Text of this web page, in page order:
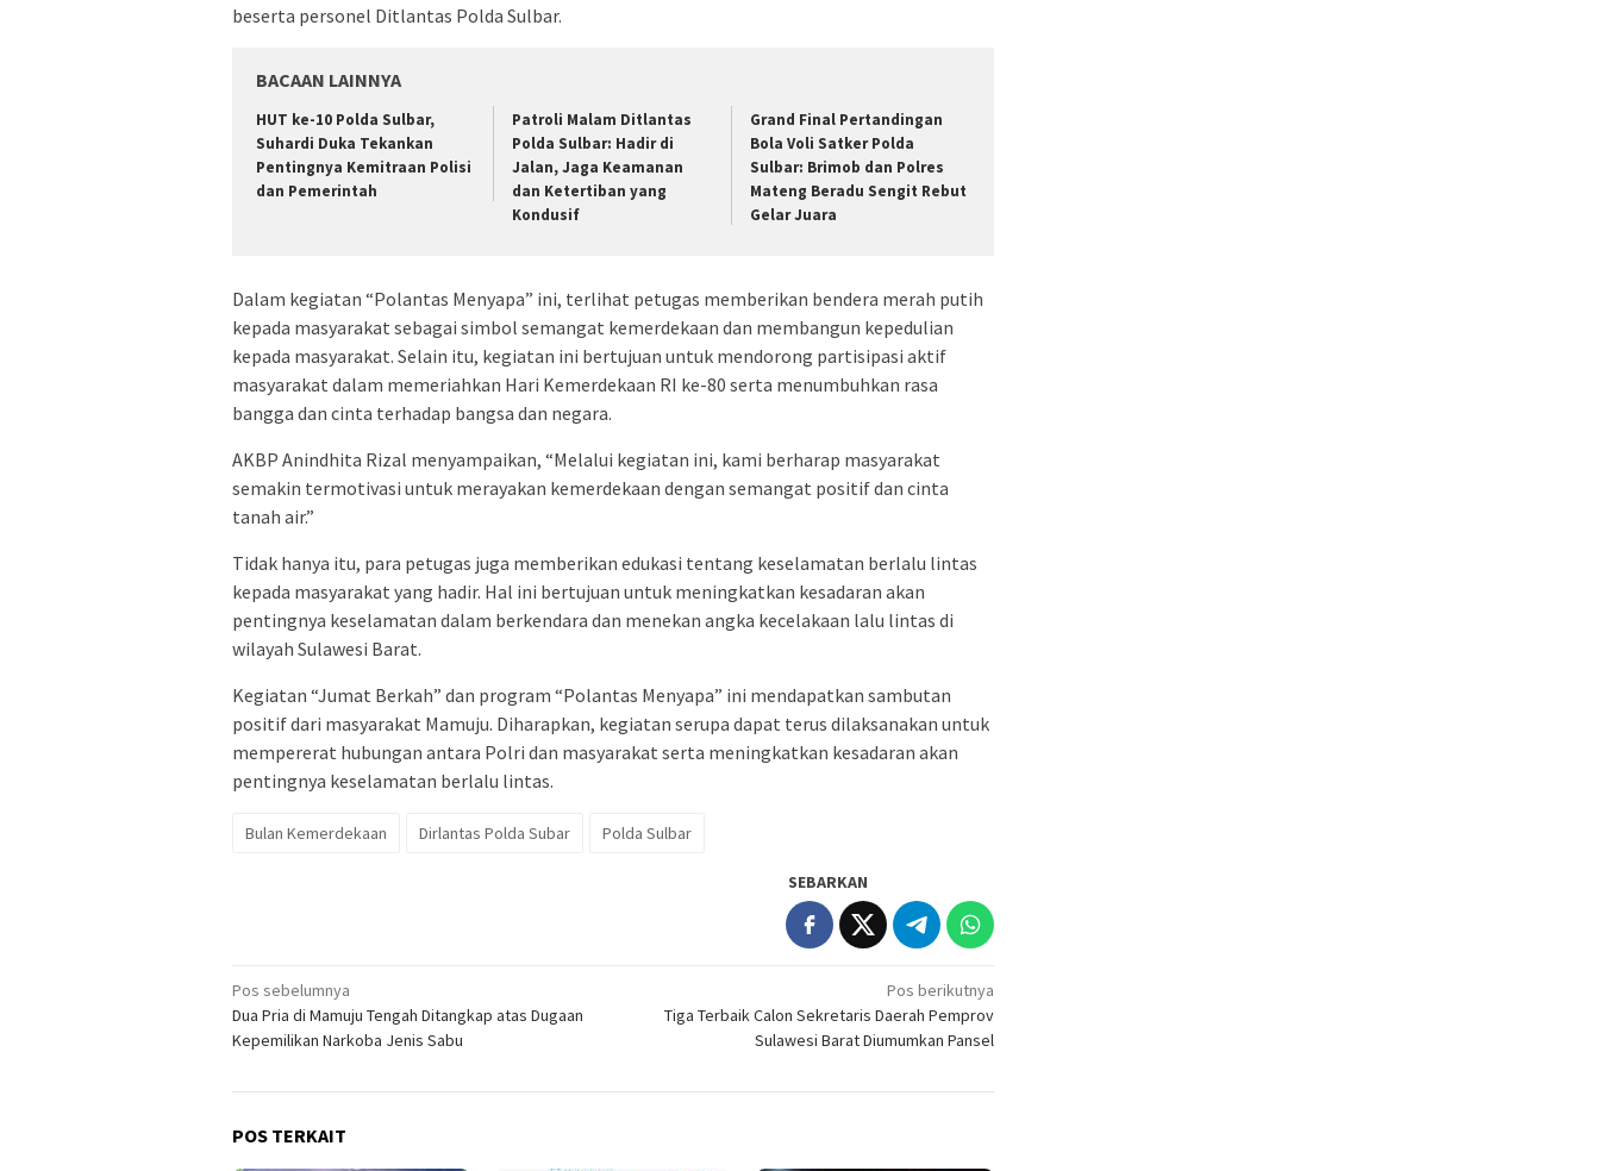
beserta personel Ditlantas Polda Sulbar.
BACAAN LAINNYA
HUT ke-10 Polda Sulbar,
Suhardi Duka Tekankan
Pentingnya Kemitraan Polisi
dan Pemerintah
Patroli Malam Ditlantas
Polda Sulbar: Hadir di
Jalan, Jaga Keamanan
dan Ketertiban yang
Kondusif
Grand Final Pertandingan
Bola Voli Satker Polda
Sulbar: Brimob dan Polres
Mateng Beradu Sengit Rebut
Gelar Juara
Dalam kegiatan “Polantas Menyapa” ini, terlihat petugas memberikan bendera merah putih
kepada masyarakat sebagai simbol semangat kemerdekaan dan membangun kepedulian
kepada masyarakat. Selain itu, kegiatan ini bertujuan untuk mendorong partisipasi aktif
masyarakat dalam memeriahkan Hari Kemerdekaan RI ke-80 serta menumbuhkan rasa
bangga dan cinta terhadap bangsa dan negara.
AKBP Anindhita Rizal menyampaikan, “Melalui kegiatan ini, kami berharap masyarakat
semakin termotivasi untuk merayakan kemerdekaan dengan semangat positif dan cinta
tanah air.”
Tidak hanya itu, para petugas juga memberikan edukasi tentang keselamatan berlalu lintas
kepada masyarakat yang hadir. Hal ini bertujuan untuk meningkatkan kesadaran akan
pentingnya keselamatan dalam berkendara dan menekan angka kecelakaan lalu lintas di
wilayah Sulawesi Barat.
Kegiatan “Jumat Berkah” dan program “Polantas Menyapa” ini mendapatkan sambutan
positif dari masyarakat Mamuju. Diharapkan, kegiatan serupa dapat terus dilaksanakan untuk
mempererat hubungan antara Polri dan masyarakat serta meningkatkan kesadaran akan
pentingnya keselamatan berlalu lintas.
Bulan Kemerdekaan Dirlantas Polda Subar Polda Sulbar
SEBARKAN
Navigasi
pos
Pos sebelumnya
Dua Pria di Mamuju Tengah Ditangkap atas Dugaan
Kepemilikan Narkoba Jenis Sabu
Pos berikutnya
Tiga Terbaik Calon Sekretaris Daerah Pemprov
Sulawesi Barat Diumumkan Pansel
POS TERKAIT